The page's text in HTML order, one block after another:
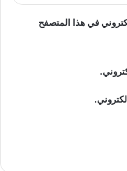
في هذا المتصفح